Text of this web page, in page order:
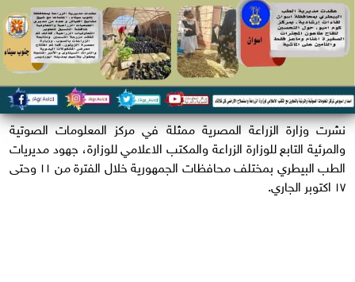
نشرت وزارة الزراعة المصرية ممثلة في مركز المعلومات الصوتية
والمرئية التابع للوزارة الزراعة والمكتب الاعلامي للوزارة، جهود مديريات
الطب البيطري بمختلف محافظات الجمهورية خلال الفترة من ١١ وحتى
١٧ اكتوبر الجاري.